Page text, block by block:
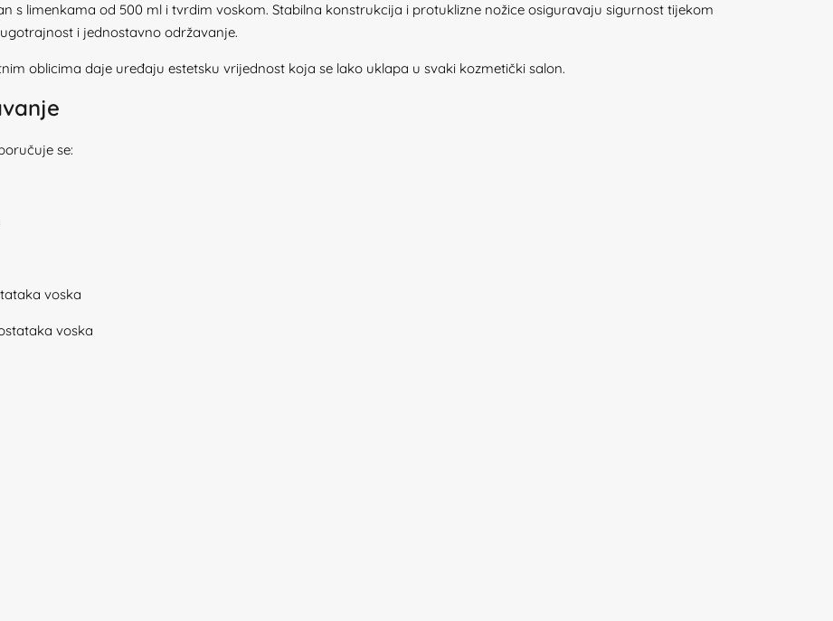
s limenkama od 500 ml i tvrdim voskom. Stabilna konstrukcija i protuklizne nožice osiguravaju sigurnost tijekom
i jednostavno održavanje.
oblicima daje uređaju estetsku vrijednost koja se lako uklapa u svaki kozmetički salon.
se:
voska
voska